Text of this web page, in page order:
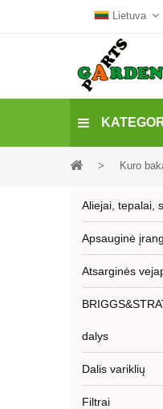
Lietuva
> Kuro
Aliejai, tepalai,
Apsauginė
Atsarginės
dalys
Dalis variklių
Filtrai